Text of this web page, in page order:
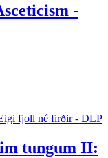
-
tungum II: